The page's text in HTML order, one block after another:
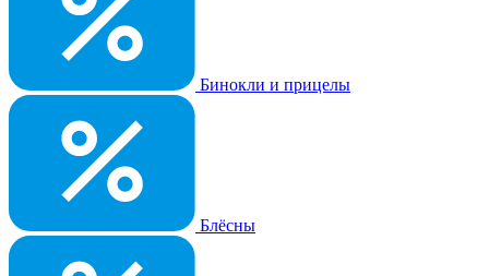
Бинокли и прицелы
Блёсны